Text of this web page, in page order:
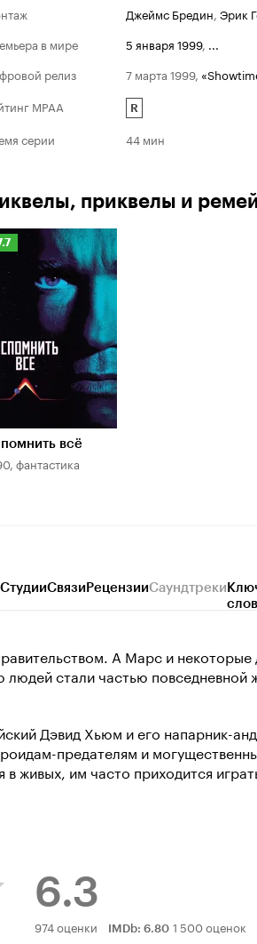
Джеймс Бредин, Эрик
в мире
5 января 1999, ...
релиз
7 марта 1999,
MPAA
R
серии 44 мин
приквелы и
Кинопоиска
всё
фантастика
СтудииСвязиРецензииСаундтреки
А Марс и некоторые
стали частью повседневной
Дэвид Хьюм и его напарник-
предателям и
живых, им часто приходится
6.3
Рейтинг
974 оценки IMDb: 6.80 1 500 оценок